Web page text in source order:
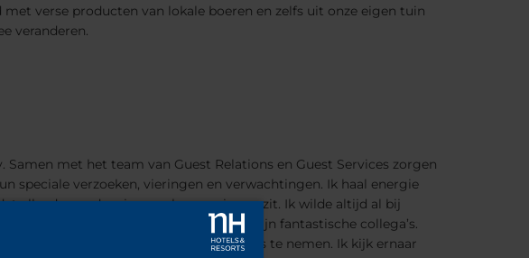
verse producten van lokale boeren en zelfs uit onze eigen tuin
veranderen.
met het team van Guest Relations en Guest Services zorgen
speciale verzoeken, vieringen en verwachtingen. Ik haal energie
elke dag anders is en vol verrassingen zit. Ik wilde altijd al bij
een droom die uitkomt, samen met mijn fantastische collega’s.
herinneringen om mee naar huis te nemen. Ik kijk ernaar